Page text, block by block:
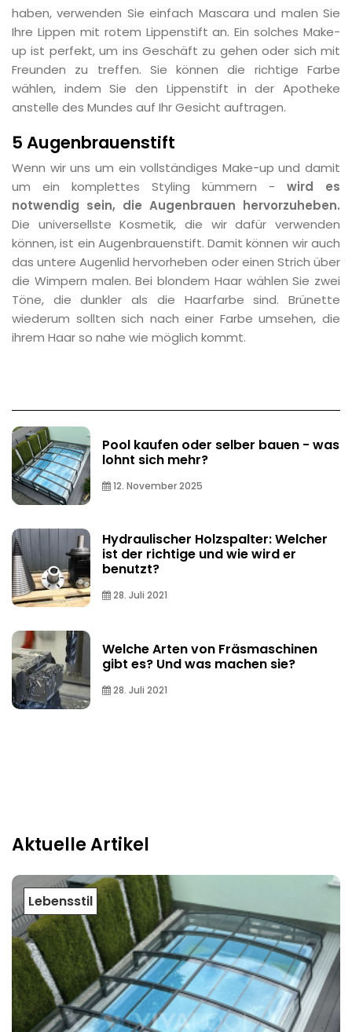
haben, verwenden Sie einfach Mascara und malen Sie
Ihre Lippen mit rotem Lippenstift an. Ein solches Make-
up ist perfekt, um ins Geschäft zu gehen oder sich mit
Freunden zu treffen. Sie können die richtige Farbe
wählen, indem Sie den Lippenstift in der Apotheke
anstelle des Mundes auf Ihr Gesicht auftragen.
5 Augenbrauenstift
Wenn wir uns um ein vollständiges Make-up und damit
um ein komplettes Styling kümmern - wird es
notwendig sein, die Augenbrauen hervorzuheben.
Die universellste Kosmetik, die wir dafür verwenden
können, ist ein Augenbrauenstift. Damit können wir auch
das untere Augenlid hervorheben oder einen Strich über
die Wimpern malen. Bei blondem Haar wählen Sie zwei
Töne, die dunkler als die Haarfarbe sind. Brünette
wiederum sollten sich nach einer Farbe umsehen, die
ihrem Haar so nahe wie möglich kommt.
Pool kaufen oder selber bauen - was
lohnt sich mehr?
12. November 2025
Hydraulischer Holzspalter: Welcher
ist der richtige und wie wird er
benutzt?
28. Juli 2021
Welche Arten von Fräsmaschinen
gibt es? Und was machen sie?
28. Juli 2021
Aktuelle Artikel
Lebensstil